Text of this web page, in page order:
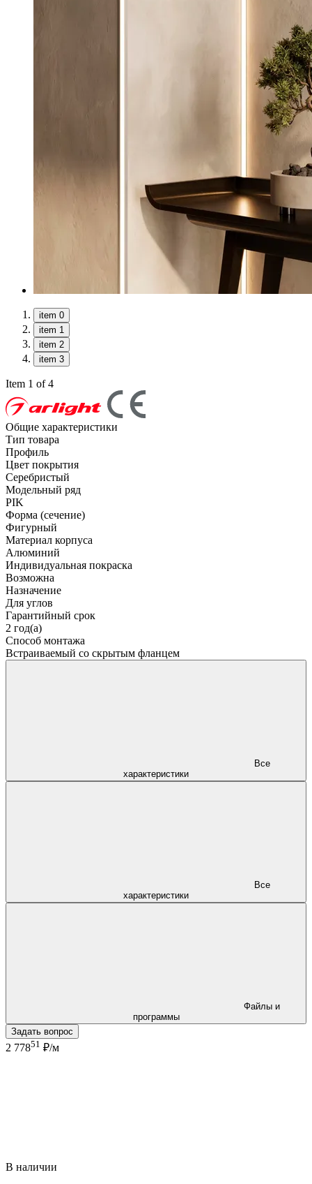
item 0
item 1
item 2
item 3
Item 1 of 4
Общие характеристики
Тип товара
Профиль
Цвет покрытия
Серебристый
Модельный ряд
PIK
Форма (сечение)
Фигурный
Материал корпуса
Алюминий
Индивидуальная покраска
Возможна
Назначение
Для углов
Гарантийный срок
2 год(а)
Способ монтажа
Встраиваемый со скрытым фланцем
характеристики
характеристики
программы
Задать вопрос
2 77851 ₽/м
В наличии